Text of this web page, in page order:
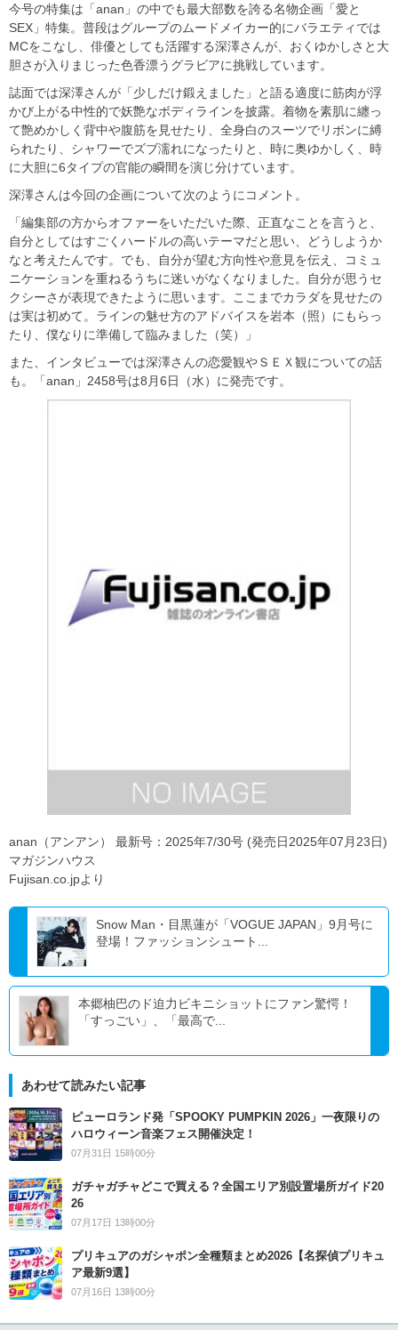
今号の特集は「anan」の中でも最大部数を誇る名物企画「愛と
SEX」特集。普段はグループのムードメイカー的にバラエティでは
MCをこなし、俳優としても活躍する深澤さんが、おくゆかしさと大
胆さが入りまじった色香漂うグラビアに挑戦しています。
誌面では深澤さんが「少しだけ鍛えました」と語る適度に筋肉が浮
かび上がる中性的で妖艶なボディラインを披露。着物を素肌に纏っ
て艶めかしく背中や腹筋を見せたり、全身白のスーツでリボンに縛
られたり、シャワーでズブ濡れになったりと、時に奥ゆかしく、時
に大胆に6タイプの官能の瞬間を演じ分けています。
深澤さんは今回の企画について次のようにコメント。
「編集部の方からオファーをいただいた際、正直なことを言うと、
自分としてはすごくハードルの高いテーマだと思い、どうしようか
なと考えたんです。でも、自分が望む方向性や意見を伝え、コミュ
ニケーションを重ねるうちに迷いがなくなりました。自分が思うセ
クシーさが表現できたように思います。ここまでカラダを見せたの
は実は初めて。ラインの魅せ方のアドバイスを岩本（照）にもらっ
たり、僕なりに準備して臨みました（笑）」
また、インタビューでは深澤さんの恋愛観やＳＥＸ観についての話
も。「anan」2458号は8月6日（水）に発売です。
anan（アンアン） 最新号：2025年7/30号 (発売日2025年07月23日)
マガジンハウス
Fujisan.co.jpより
Snow Man・目黒蓮が「VOGUE JAPAN」9月号に
登場！ファッションシュート...
本郷柚巴のド迫力ビキニショットにファン驚愕！
「すっごい」、「最高で...
あわせて読みたい記事
ピューロランド発「SPOOKY PUMPKIN 2026」一夜限りの
ハロウィーン音楽フェス開催決定！
07月31日 15時00分
ガチャガチャどこで買える？全国エリア別設置場所ガイド20
26
07月17日 13時00分
プリキュアのガシャポン全種類まとめ2026【名探偵プリキュ
ア最新9選】
07月16日 13時00分